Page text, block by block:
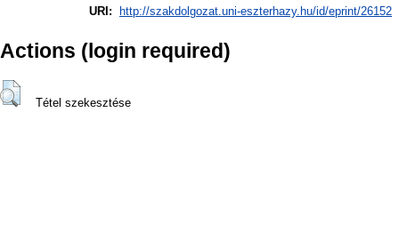
URI:
http://szakdolgozat.uni-eszterhazy.hu/id/eprint/26152
Actions (login required)
Tétel szekesztése